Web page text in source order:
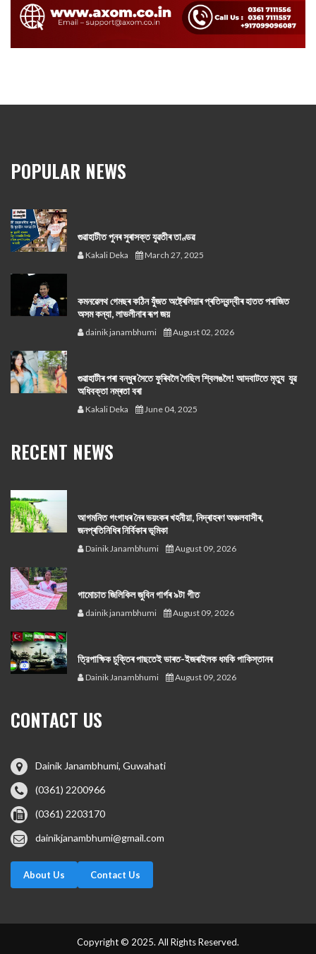
POPULAR NEWS
গুৱাহাটীত পুনৰ সুৰাসক্ত যুৱতীৰ তাণ্ডৱ
Kakali Deka March 27, 2025
কমনৱেলথ গেমছৰ কঠিন যুঁজত অষ্ট্ৰেলিয়াৰ প্ৰতিদ্বন্দ্বীৰ হাতত পৰাজিত
অসম কন্যা, লাভলীনাৰ ৰূপ জয়
dainik janambhumi August 02, 2026
গুৱাহাটীৰ পৰা বন্ধুৰ সৈতে ফুৰিবলৈ গৈছিল শ্বিলঙলৈ! আদবাটতে মৃত্যু যুৱ
অধিবক্তা নম্ৰতা বৰা
Kakali Deka June 04, 2025
RECENT NEWS
আগমনিত গংগাধৰ নৈৰ ভয়ংকৰ খহনীয়া, নিদ্ৰাহৰণ অঞ্চলবাসীৰ,
জনপ্ৰতিনিধিৰ নিৰ্বিকাৰ ভূমিকা
Dainik Janambhumi August 09, 2026
গামোচাত জিলিকিল জুবিন গাৰ্গৰ ৯টা গীত
dainik janambhumi August 09, 2026
ত্রিপাক্ষিক চুক্তিৰ পাছতেই ভাৰত-ইজৰাইলক ধমকি পাকিস্তানৰ
Dainik Janambhumi August 09, 2026
CONTACT US
Dainik Janambhumi, Guwahati
(0361) 2200966
(0361) 2203170
dainikjanambhumi@gmail.com
About Us Contact Us
Copyright © 2025. All Rights Reserved.